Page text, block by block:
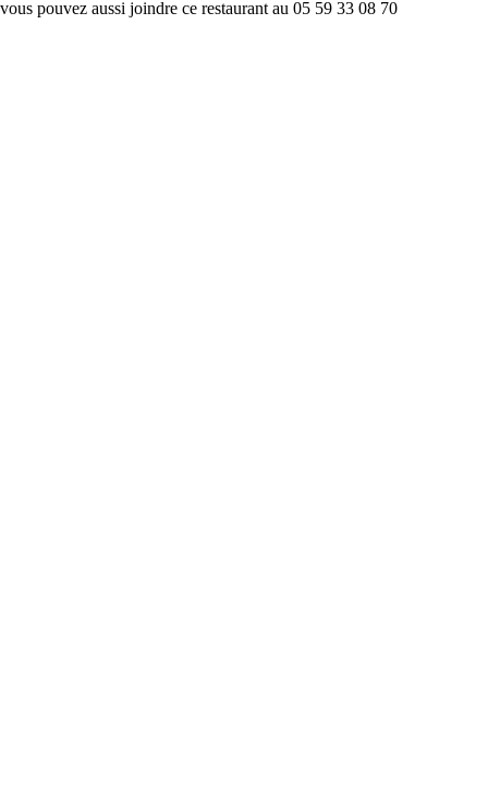
vous pouvez aussi joindre ce restaurant au 05 59 33 08 70